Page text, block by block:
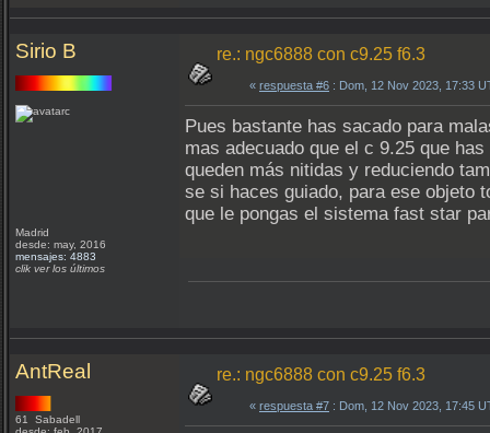
Sirio B
Madrid
desde: may, 2016
mensajes: 4883
clik ver los últimos
re.: ngc6888 con c9.25 f6.3
« respuesta #6 : Dom, 12 Nov 2023, 17:33
Pues bastante has sacado para
mas adecuado que el c 9.25 que
queden más nitidas y reduciendo
se si haces guiado, para ese objeto
que le pongas el sistema fast star
AntReal
61 Sabadell
re.: ngc6888 con c9.25 f6.3
« respuesta #7 : Dom, 12 Nov 2023, 17:45